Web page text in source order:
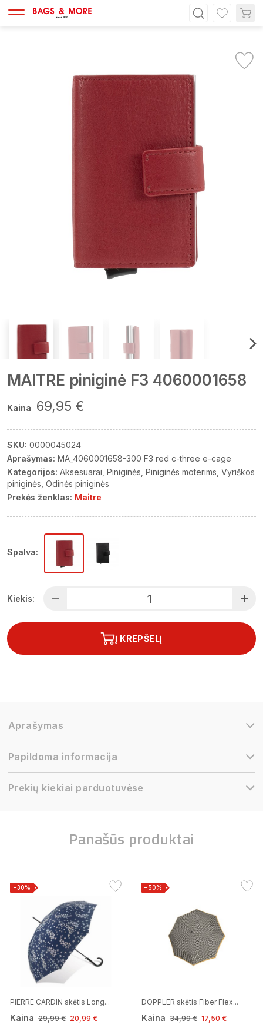
MAITRE piniginė F3 4060001658
Kaina 69,95 €
SKU: 0000045024
Aprašymas: MA_4060001658-300 F3 red c-three e-cage
Kategorijos: Aksesuarai Piniginės Piniginės moterims Vyriškos
piniginės Odinės piniginės
Prekės ženklas: Maitre
Spalva:
Kiekis:
Į KREPŠELĮ
Aprašymas
Papildoma informacija
Prekių kiekiai parduotuvėse
Panašūs produktai
−30%
PIERRE CARDIN skėtis Long...
Kaina 29,99 € 20,99 €
−50%
DOPPLER skėtis Fiber Flex...
Kaina 34,99 € 17,50 €